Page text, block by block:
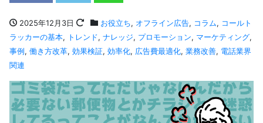
2025年12月3日 お役立ち, オフライン広告, コラム, コールト
ラッカーの基本, トレンド, ナレッジ, プロモーション, マーケティング,
事例, 働き方改革, 効果検証, 効率化, 広告費最適化, 業務改善, 電話業界
関連